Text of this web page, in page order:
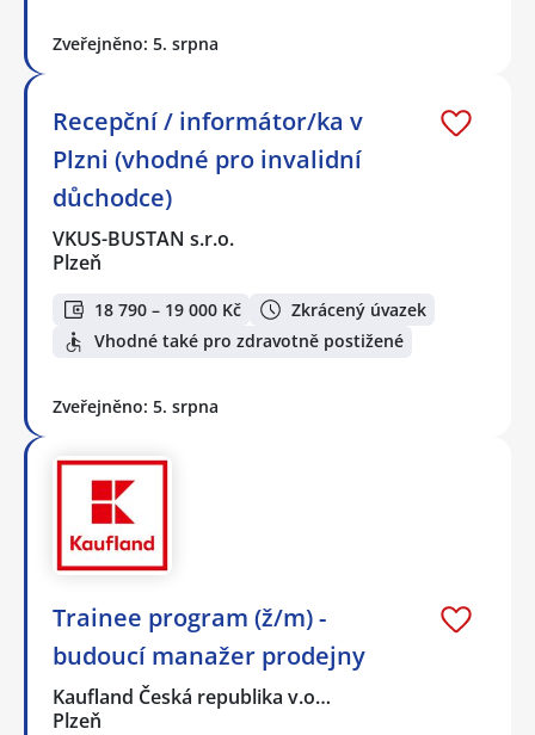
Zveřejněno: 5. srpna
Recepční / informátor/ka v
Plzni (vhodné pro invalidní
důchodce)
VKUS-BUSTAN s.r.o.
Plzeň
18 790 – 19 000 Kč
Zkrácený úvazek
Vhodné také pro zdravotně postižené
Zveřejněno: 5. srpna
Trainee program (ž/m) -
budoucí manažer prodejny
Kaufland Česká republika v.o…
Plzeň